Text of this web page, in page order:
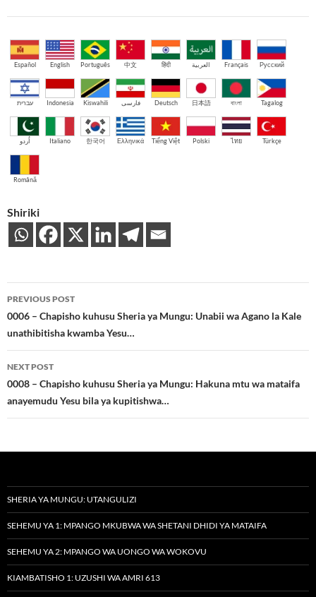
Español English Português 中文 हिंदी العربية Français Русский
עברית Indonesia Kiswahili فارسی Deutsch 日本語 বাংলা Tagalog
اُردو Italiano 한국어 Ελληνικά Tiếng Việt Polski ไทย Türkçe
Română
Shiriki
Post
navigation
PREVIOUS POST
0006 – Chapisho kuhusu Sheria ya Mungu: Unabii wa Agano la Kale
unathibitisha kwamba Yesu…
NEXT POST
0008 – Chapisho kuhusu Sheria ya Mungu: Hakuna mtu wa mataifa
anayemudu Yesu bila ya kupitishwa…
SHERIA YA MUNGU: UTANGULIZI
SEHEMU YA 1: MPANGO MKUBWA WA SHETANI DHIDI YA MATAIFA
SEHEMU YA 2: MPANGO WA UONGO WA WOKOVU
KIAMBATISHO 1: UZUSHI WA AMRI 613